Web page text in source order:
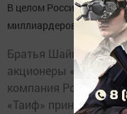
В целом Россия
миллиардеров.
Братья Шаймиевы и
акционеры «Таифа».
компания России по
«Таиф» приносит